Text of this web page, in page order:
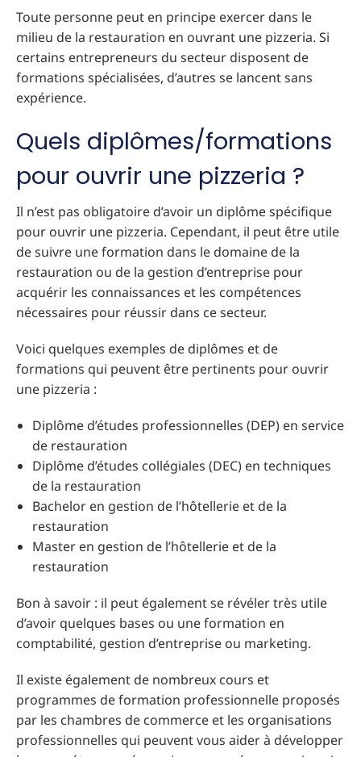
Toute personne peut en principe exercer dans le
milieu de la restauration en ouvrant une pizzeria. Si
certains entrepreneurs du secteur disposent de
formations spécialisées, d’autres se lancent sans
expérience.
Quels diplômes/formations
pour ouvrir une pizzeria ?
Il n’est pas obligatoire d’avoir un diplôme spécifique
pour ouvrir une pizzeria. Cependant, il peut être utile
de suivre une formation dans le domaine de la
restauration ou de la gestion d’entreprise pour
acquérir les connaissances et les compétences
nécessaires pour réussir dans ce secteur.
Voici quelques exemples de diplômes et de
formations qui peuvent être pertinents pour ouvrir
une pizzeria :
Diplôme d’études professionnelles (DEP) en service
de restauration
Diplôme d’études collégiales (DEC) en techniques
de la restauration
Bachelor en gestion de l’hôtellerie et de la
restauration
Master en gestion de l’hôtellerie et de la
restauration
Bon à savoir : il peut également se révéler très utile
d’avoir quelques bases ou une formation en
comptabilité, gestion d’entreprise ou marketing.
Il existe également de nombreux cours et
programmes de formation professionnelle proposés
par les chambres de commerce et les organisations
professionnelles qui peuvent vous aider à développer